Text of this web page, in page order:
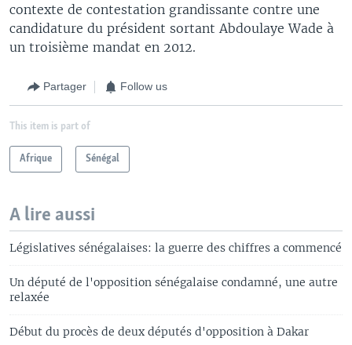
contexte de contestation grandissante contre une
candidature du président sortant Abdoulaye Wade à
un troisième mandat en 2012.
Partager Follow us
This item is part of
Afrique Sénégal
A lire aussi
Législatives sénégalaises: la guerre des chiffres a commencé
Un député de l'opposition sénégalaise condamné, une autre
relaxée
Début du procès de deux députés d'opposition à Dakar